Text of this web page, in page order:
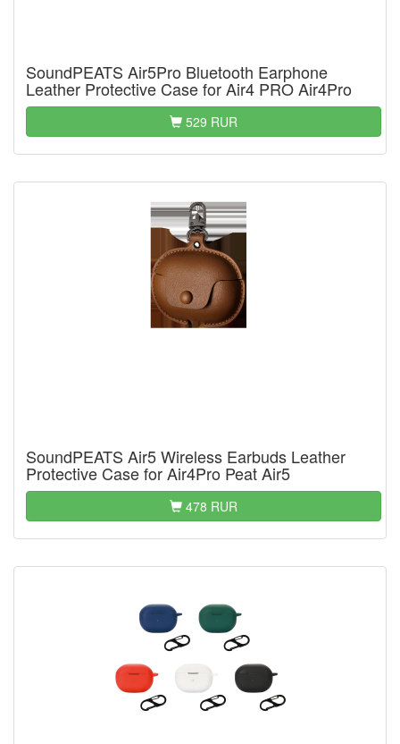
SoundPEATS Air5Pro Bluetooth Earphone
Leather Protective Case for Air4 PRO Air4Pro
529 RUR
SoundPEATS Air5 Wireless Earbuds Leather
Protective Case for Air4Pro Peat Air5
478 RUR